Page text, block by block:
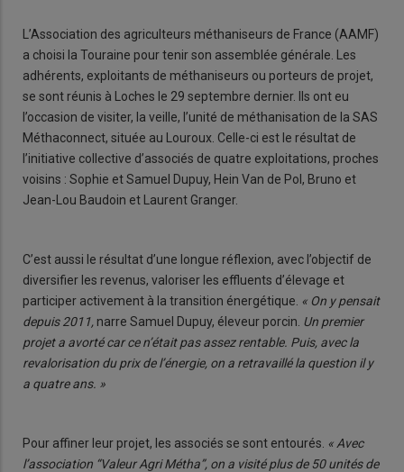
L’Association des agriculteurs méthaniseurs de France (AAMF)
a choisi la Touraine pour tenir son assemblée générale. Les
adhérents, exploitants de méthaniseurs ou porteurs de projet,
se sont réunis à Loches le 29 septembre dernier. Ils ont eu
l’occasion de visiter, la veille, l’unité de méthanisation de la SAS
Méthaconnect, située au Louroux. Celle-ci est le résultat de
l’initiative collective d’associés de quatre exploitations, proches
voisins : Sophie et Samuel Dupuy, Hein Van de Pol, Bruno et
Jean-Lou Baudoin et Laurent Granger.
C’est aussi le résultat d’une longue réflexion, avec l’objectif de
diversifier les revenus, valoriser les effluents d’élevage et
participer activement à la transition énergétique. « On y pensait
depuis 2011, narre Samuel Dupuy, éleveur porcin. Un premier
projet a avorté car ce n’était pas assez rentable. Puis, avec la
revalorisation du prix de l’énergie, on a retravaillé la question il y
a quatre ans. »
Pour affiner leur projet, les associés se sont entourés. « Avec
l’association “Valeur Agri Métha”, on a visité plus de 50 unités de